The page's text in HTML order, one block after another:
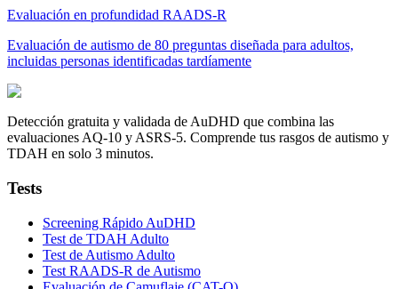
Evaluación en profundidad RAADS-R
Evaluación de autismo de 80 preguntas diseñada para adultos,
incluidas personas identificadas tardíamente
Detección gratuita y validada de AuDHD que combina las
evaluaciones AQ-10 y ASRS-5. Comprende tus rasgos de autismo y
TDAH en solo 3 minutos.
Tests
Screening Rápido AuDHD
Test de TDAH Adulto
Test de Autismo Adulto
Test RAADS-R de Autismo